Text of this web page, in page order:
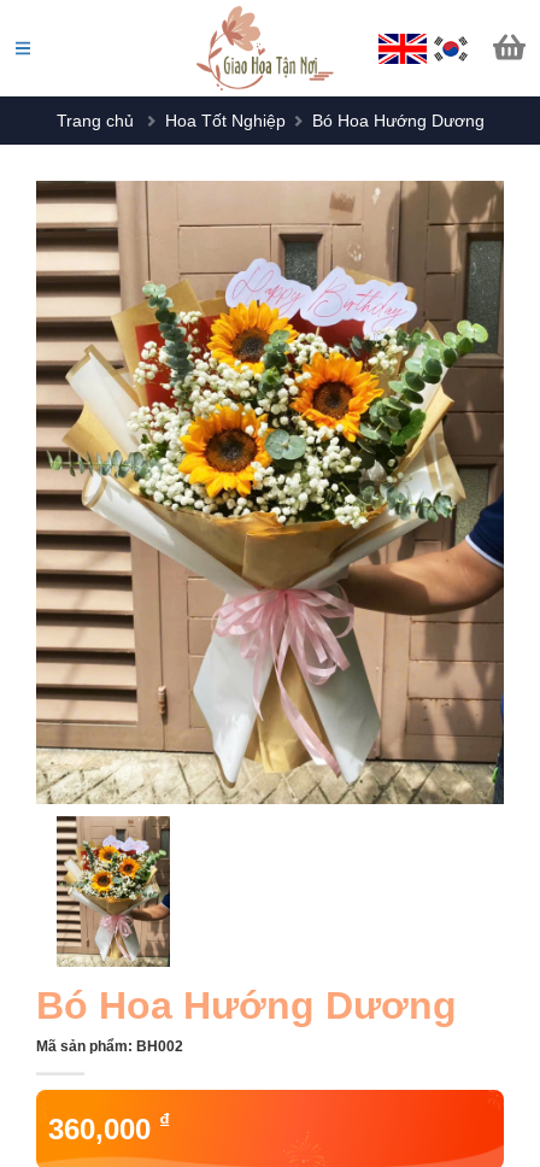
Trang chủ Hoa Tốt Nghiệp Bó Hoa Hướng Dương
Bó Hoa Hướng Dương
Mã sản phẩm: BH002
360,000 ₫